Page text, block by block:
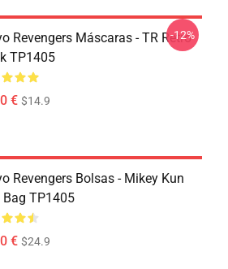
Revengers Máscaras - TR Retro
TP1405
€ $14.9
-12%
Revengers Bolsas - Mikey Kun
Bag TP1405
€ $24.9